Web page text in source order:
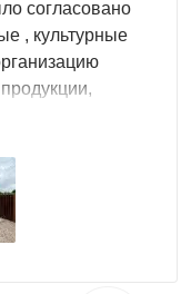
согласовано
, культурные